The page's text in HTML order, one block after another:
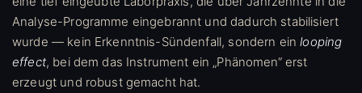
Analyse-Programme eingebrannt und dadurch stabilisiert
wurde — kein Erkenntnis-Sündenfall, sondern einlooping
effect, bei dem das Instrument ein „Phänomen“ erst
erzeugt und robust gemacht hat.